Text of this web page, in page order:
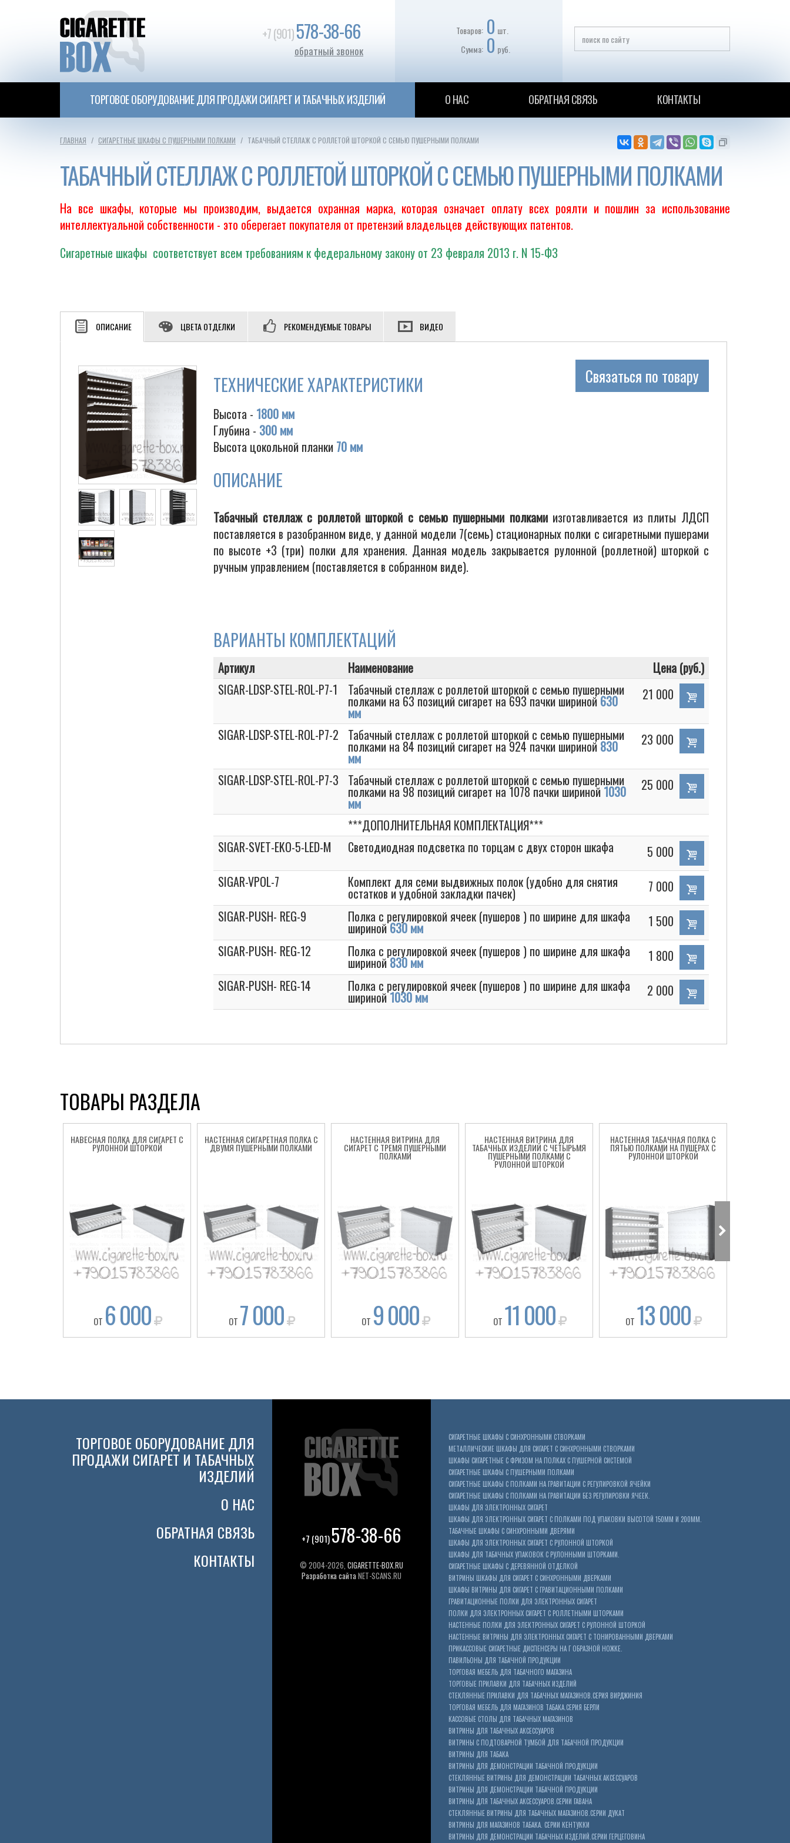
+7 (901)578-38-66
обратный звонок
Товаров: 0 шт.
Сумма: 0 руб.
ТОРГОВОЕ ОБОРУДОВАНИЕ ДЛЯ ПРОДАЖИ СИГАРЕТ И ТАБАЧНЫХ ИЗДЕЛИЙ О НАС ОБРАТНАЯ СВЯЗЬ КОНТАКТЫ
ГЛАВНАЯ СИГАРЕТНЫЕ ШКАФЫ С ПУШЕРНЫМИ ПОЛКАМИ ТАБАЧНЫЙ СТЕЛЛАЖ С РОЛЛЕТОЙ ШТОРКОЙ С СЕМЬЮ ПУШЕРНЫМИ ПОЛКАМИ
ТАБАЧНЫЙ СТЕЛЛАЖ С РОЛЛЕТОЙ ШТОРКОЙ С СЕМЬЮ ПУШЕРНЫМИ ПОЛКАМИ
На все шкафы, которые мы производим, выдается охранная марка, которая означает оплату всех роялти и пошлин за использование
интеллектуальной собственности - это оберегает покупателя от претензий владельцев действующих патентов.
Сигаретные шкафы соответствует всем требованиям к федеральному закону от 23 февраля 2013 г. N 15-ФЗ
ОПИСАНИЕ ЦВЕТА ОТДЕЛКИ РЕКОМЕНДУЕМЫЕ ТОВАРЫ ВИДЕО
Связаться по товару
ТЕХНИЧЕСКИЕ ХАРАКТЕРИСТИКИ
Высота - 1800 мм
Глубина - 300 мм
Высота цокольной планки 70 мм
ОПИСАНИЕ
Табачный стеллаж с роллетой шторкой с семью пушерными полками изготавливается из плиты ЛДСП
поставляется в разобранном виде, у данной модели 7(семь) стационарных полки c сигаретными пушерами
по высоте +3 (три) полки для хранения. Данная модель закрывается рулонной (роллетной) шторкой с
ручным управлением (поставляется в собранном виде).
ВАРИАНТЫ КОМПЛЕКТАЦИЙ
Артикул Наименование
Цена (руб.)
SIGAR-LDSP-STEL-ROL-P7-1
Табачный стеллаж с роллетой шторкой с семью пушерными
полками на 63 позиций сигарет на 693 пачки шириной 630
мм
21 000
SIGAR-LDSP-STEL-ROL-P7-2 Табачный стеллаж с роллетой шторкой с семью пушерными
полками на 84 позиций сигарет на 924 пачки шириной 830
мм
23 000
SIGAR-LDSP-STEL-ROL-P7-3 Табачный стеллаж с роллетой шторкой с семью пушерными
полками на 98 позиций сигарет на 1078 пачки шириной 1030
мм
25 000
***ДОПОЛНИТЕЛЬНАЯ КОМПЛЕКТАЦИЯ***
SIGAR-SVET-EKO-5-LED-M
Светодиодная подсветка по торцам с двух сторон шкафа
5 000
SIGAR-VPOL-7
Комплект для семи выдвижных полок (удобно для снятия
остатков и удобной закладки пачек)
7 000
SIGAR-PUSH- REG-9
Полка с регулировкой ячеек (пушеров ) по ширине для шкафа
шириной630 мм
1 500
SIGAR-PUSH- REG-12
Полка с регулировкой ячеек (пушеров ) по ширине для шкафа
шириной830 мм
1 800
SIGAR-PUSH- REG-14
Полка с регулировкой ячеек (пушеров ) по ширине для шкафа
шириной1030 мм 2 000
ТОВАРЫ РАЗДЕЛА
НАВЕСНАЯ ПОЛКА ДЛЯ СИГАРЕТ С
РУЛОННОЙ ШТОРКОЙ
ОТ 6 000
НАСТЕННАЯ СИГАРЕТНАЯ ПОЛКА С
ДВУМЯ ПУШЕРНЫМИ ПОЛКАМИ
ОТ 7 000
НАСТЕННАЯ ВИТРИНА ДЛЯ
СИГАРЕТ С ТРЕМЯ ПУШЕРНЫМИ
ПОЛКАМИ
ОТ 9 000
НАСТЕННАЯ ВИТРИНА ДЛЯ
ТАБАЧНЫХ ИЗДЕЛИЙ С ЧЕТЫРЬМЯ
ПУШЕРНЫМИ ПОЛКАМИ С
РУЛОННОЙ ШТОРКОЙ
ОТ 11 000
НАСТЕННАЯ ТАБАЧНАЯ ПОЛКА С
ПЯТЬЮ ПОЛКАМИ НА ПУШЕРАХ С
РУЛОННОЙ ШТОРКОЙ
ОТ 13 000
ТОРГОВОЕ ОБОРУДОВАНИЕ ДЛЯ
ПРОДАЖИ СИГАРЕТ И ТАБАЧНЫХ
ИЗДЕЛИЙ
О НАС
ОБРАТНАЯ СВЯЗЬ
КОНТАКТЫ
+7 (901)578-38-66
© 2004-2026, CIGARETTE-BOX.RU
Разработка сайтаNET-SCANS.RU
СИГАРЕТНЫЕ ШКАФЫ С СИНХРОННЫМИ СТВОРКАМИ
МЕТАЛЛИЧЕСКИЕ ШКАФЫ ДЛЯ СИГАРЕТ С СИНХРОННЫМИ СТВОРКАМИ
ШКАФЫ СИГАРЕТНЫЕ С ФРИЗОМ НА ПОЛКАХ С ПУШЕРНОЙ СИСТЕМОЙ
СИГАРЕТНЫЕ ШКАФЫ С ПУШЕРНЫМИ ПОЛКАМИ
СИГАРЕТНЫЕ ШКАФЫ С ПОЛКАМИ НА ГРАВИТАЦИИ С РЕГУЛИРОВКОЙ ЯЧЕЙКИ
СИГАРЕТНЫЕ ШКАФЫ С ПОЛКАМИ НА ГРАВИТАЦИИ БЕЗ РЕГУЛИРОВКИ ЯЧЕЕК.
ШКАФЫ ДЛЯ ЭЛЕКТРОННЫХ СИГАРЕТ
ШКАФЫ ДЛЯ ЭЛЕКТРОННЫХ СИГАРЕТ С ПОЛКАМИ ПОД УПАКОВКИ ВЫСОТОЙ 150ММ И 200ММ.
ТАБАЧНЫЕ ШКАФЫ С СИНХРОННЫМИ ДВЕРЯМИ
ШКАФЫ ДЛЯ ЭЛЕКТРОННЫХ СИГАРЕТ С РУЛОННОЙ ШТОРКОЙ
ШКАФЫ ДЛЯ ТАБАЧНЫХ УПАКОВОК С РУЛОННЫМИ ШТОРКАМИ.
СИГАРЕТНЫЕ ШКАФЫ С ДЕРЕВЯННОЙ ОТДЕЛКОЙ
ВИТРИНЫ ШКАФЫ ДЛЯ СИГАРЕТ С СИНХРОННЫМИ ДВЕРКАМИ
ШКАФЫ ВИТРИНЫ ДЛЯ СИГАРЕТ С ГРАВИТАЦИОННЫМИ ПОЛКАМИ
ГРАВИТАЦИОННЫЕ ПОЛКИ ДЛЯ ЭЛЕКТРОННЫХ СИГАРЕТ
ПОЛКИ ДЛЯ ЭЛЕКТРОННЫХ СИГАРЕТ С РОЛЛЕТНЫМИ ШТОРКАМИ
НАСТЕННЫЕ ПОЛКИ ДЛЯ ЭЛЕКТРОННЫХ СИГАРЕТ С РУЛОННОЙ ШТОРКОЙ
НАСТЕННЫЕ ВИТРИНЫ ДЛЯ ЭЛЕКТРОННЫХ СИГАРЕТ С ТОНИРОВАННЫМИ ДВЕРКАМИ
ПРИКАССОВЫЕ СИГАРЕТНЫЕ ДИСПЕНСЕРЫ НА Г ОБРАЗНОЙ НОЖКЕ.
ПАВИЛЬОНЫ ДЛЯ ТАБАЧНОЙ ПРОДУКЦИИ
ТОРГОВАЯ МЕБЕЛЬ ДЛЯ ТАБАЧНОГО МАГАЗИНА
ТОРГОВЫЕ ПРИЛАВКИ ДЛЯ ТАБАЧНЫХ ИЗДЕЛИЙ
СТЕКЛЯННЫЕ ПРИЛАВКИ ДЛЯ ТАБАЧНЫХ МАГАЗИНОВ.СЕРИЯ ВИРДЖИНИЯ
ТОРГОВАЯ МЕБЕЛЬ ДЛЯ МАГАЗИНОВ ТАБАКА.СЕРИЯ БЕРЛИ
КАССОВЫЕ СТОЛЫ ДЛЯ ТАБАЧНЫХ МАГАЗИНОВ
ВИТРИНЫ ДЛЯ ТАБАЧНЫХ АКСЕССУАРОВ
ВИТРИНЫ С ПОДТОВАРНОЙ ТУМБОЙ ДЛЯ ТАБАЧНОЙ ПРОДУКЦИИ
ВИТРИНЫ ДЛЯ ТАБАКА
ВИТРИНЫ ДЛЯ ДЕМОНСТРАЦИИ ТАБАЧНОЙ ПРОДУКЦИИ
СТЕКЛЯННЫЕ ВИТРИНЫ ДЛЯ ДЕМОНСТРАЦИИ ТАБАЧНЫХ АКСЕССУАРОВ
ВИТРИНЫ ДЛЯ ДЕМОНСТРАЦИИ ТАБАЧНОЙ ПРОДУКЦИИ
ВИТРИНЫ ДЛЯ ТАБАЧНЫХ АКСЕССУАРОВ.СЕРИИ ГАВАНА
СТЕКЛЯННЫЕ ВИТРИНЫ ДЛЯ ТАБАЧНЫХ МАГАЗИНОВ.СЕРИИ ДУКАТ
ВИТРИНЫ ДЛЯ МАГАЗИНОВ ТАБАКА. СЕРИИ КЕНТУККИ
ВИТРИНЫ ДЛЯ ДЕМОНСТРАЦИИ ТАБАЧНЫХ ИЗДЕЛИЙ.СЕРИИ ГЕРЦЕГОВИНА